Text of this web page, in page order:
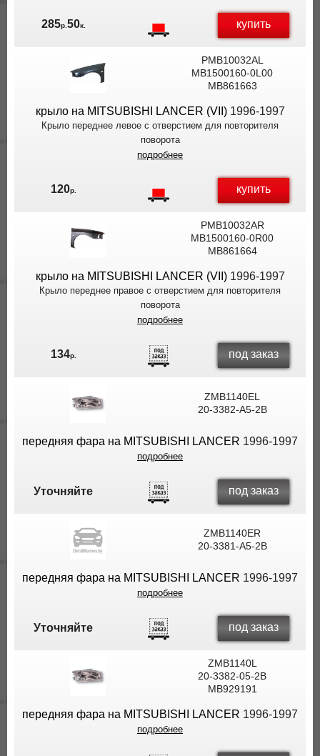
285р. 50к. купить
PMB10032AL
MB1500160-0L00
MB861663
крыло на MITSUBISHI LANCER (VII)1996-1997
Крыло переднее левое с отверстием для повторителя
поворота
подробнее
120р. купить
PMB10032AR
MB1500160-0R00
MB861664
крыло на MITSUBISHI LANCER (VII)1996-1997
Крыло переднее правое с отверстием для повторителя
поворота
подробнее
134р. под заказ
ZMB1140EL
20-3382-A5-2B
передняя фара на MITSUBISHI LANCER 1996-1997
подробнее
Уточняйте под заказ
ZMB1140ER
20-3381-A5-2B
передняя фара на MITSUBISHI LANCER 1996-1997
подробнее
Уточняйте под заказ
ZMB1140L
20-3382-05-2B
MB929191
передняя фара на MITSUBISHI LANCER 1996-1997
подробнее